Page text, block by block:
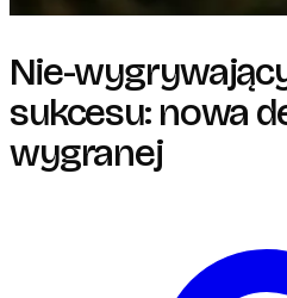
Nie-
sukcesu: nowa
wygranej